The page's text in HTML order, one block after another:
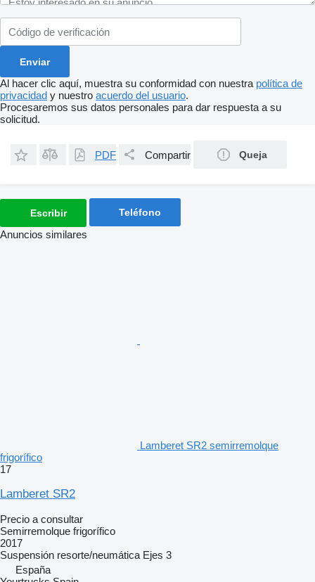
Al hacer clic aquí, muestra su conformidad con nuestra política de
privacidad y nuestro acuerdo del usuario.
Procesaremos sus datos personales para dar respuesta a su
solicitud.
PDF Compartir Queja
Escribir Teléfono
Anuncios similares
Lamberet SR2 semirremolque
frigorífico
17
Lamberet SR2
Precio a consultar
Semirremolque frigorífico
2017
Suspensión resorte/neumática Ejes 3
España